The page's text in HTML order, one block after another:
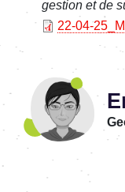
gestion et de
File22-04-